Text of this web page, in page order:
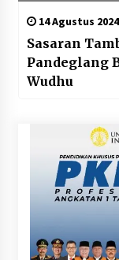
14 Agustus 2024
Sasaran
Pandeglang
Wudhu